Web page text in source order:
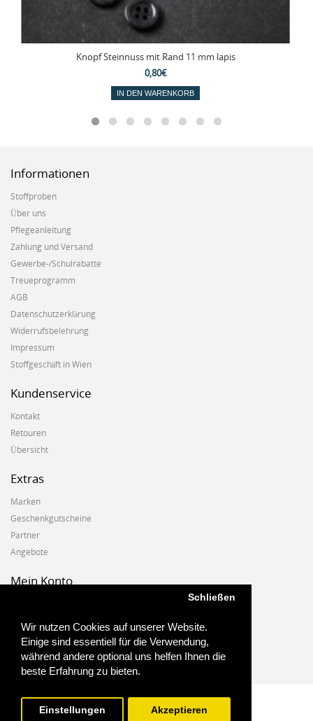
Wir nutzen Cookies auf unserer Website.
Einige sind essentiell für die Verwendung,
während andere optional uns helfen Ihnen die
beste Erfahrung zu bieten.
Schließen
Einstellungen Akzeptieren
Knopf Steinnuss mit Rand 11 mm lapis
0,80€
IN DEN WARENKORB
Informationen
Stoffproben
Über uns
Pflegeanleitung
Zahlung und Versand
Gewerbe-/Schulrabatte
Treueprogramm
AGB
Datenschutzerklärung
Widerrufsbelehrung
Impressum
Stoffgeschäft in Wien
Kundenservice
Kontakt
Retouren
Übersicht
Extras
Marken
Geschenkgutscheine
Partner
Angebote
Mein Konto
Auftragshistorie
Wunschzettel
Newsletter
Biostoffe.at - 2025